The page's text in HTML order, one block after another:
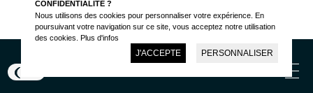
CONFIDENTIALITÉ ?
Nous utilisons des cookies pour personnaliser votre expérience. En
poursuivant votre navigation sur ce site, vous acceptez notre utilisation
des cookies. Plus d'infos
J'ACCEPTE PERSONNALISER